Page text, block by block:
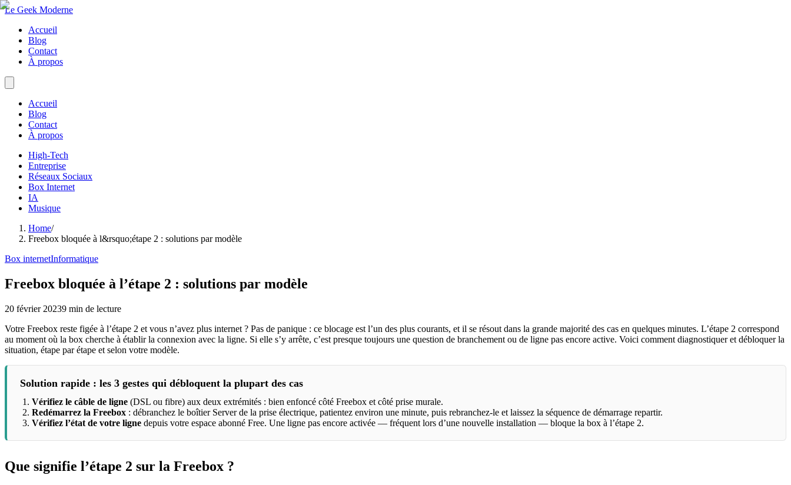
Le Geek Moderne
Accueil
Blog
Contact
À propos
Accueil
Blog
Contact
À propos
High-Tech
Entreprise
Réseaux Sociaux
Box Internet
IA
Musique
Home/
Freebox bloquée à l&rsquo;étape 2 : solutions par modèle
Box internetInformatique
Freebox bloquée à l’étape 2 : solutions par modèle
20 février 20239 min de lecture
Votre Freebox reste figée à l’étape 2 et vous n’avez plus internet ? Pas de panique : ce blocage est l’un des plus courants, et il se résout dans la grande majorité des cas en quelques minutes. L’étape 2 correspond
au moment où la box cherche à établir la connexion avec la ligne. Si elle s’y arrête, c’est presque toujours une question de branchement ou de ligne pas encore active. Voici comment diagnostiquer et débloquer la
situation, étape par étape et selon votre modèle.
Solution rapide : les 3 gestes qui débloquent la plupart des cas
Vérifiez le câble de ligne (DSL ou fibre) aux deux extrémités : bien enfoncé côté Freebox et côté prise murale.
Redémarrez la Freebox : débranchez le boîtier Server de la prise électrique, patientez environ une minute, puis rebranchez-le et laissez la séquence de démarrage repartir.
Vérifiez l’état de votre ligne depuis votre espace abonné Free. Une ligne pas encore activée — fréquent lors d’une nouvelle installation — bloque la box à l’étape 2.
Que signifie l’étape 2 sur la Freebox ?